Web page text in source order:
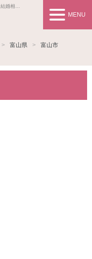
結婚相談所事業者情報や婚活お見合いの悩み、対策を紹介します。
MENU
富山県 富山市